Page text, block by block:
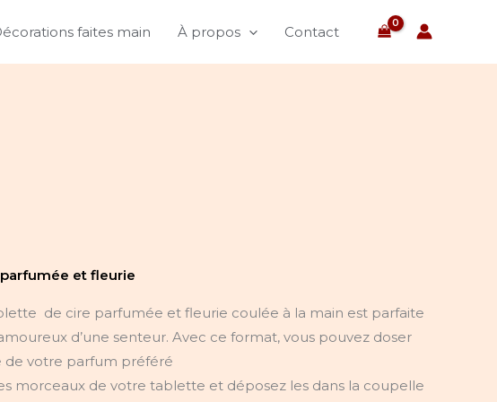
faites main À propos Contact
et fleurie
de cire parfumée et fleurie coulée à la main est parfaite
d’une senteur. Avec ce format, vous pouvez doser
de votre parfum préféré
morceaux de votre tablette et déposez les dans la coupelle